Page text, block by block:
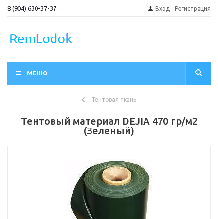
8 (904) 630-37-37 Вход Регистрация
МЕНЮ
Тентовая ткань
Тентовый материал DEJIA 470 гр/м2
(Зеленый)